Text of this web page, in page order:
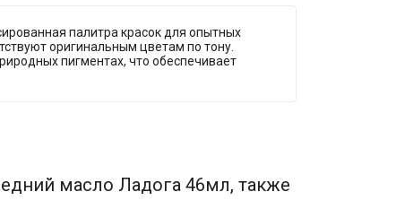
палитра красок для опытных
оригинальным цветам по тону.
пигментах, что обеспечивает
масло Ладога 46мл, также